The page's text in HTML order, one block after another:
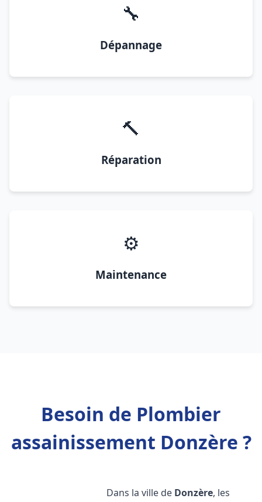
🔧
Dépannage
🔨
Réparation
⚙️
Maintenance
Besoin de Plombier
assainissement Donzère ?
Dans la ville de Donzère, les